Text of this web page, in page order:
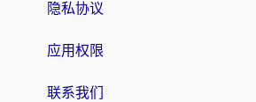
隐私协议
应用权限
联系我们